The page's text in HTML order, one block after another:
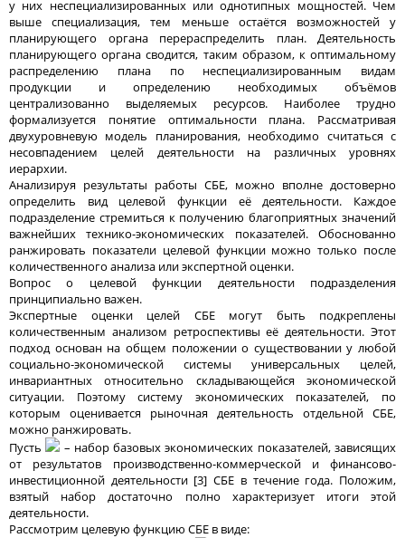
у них неспециализированных или однотипных мощностей. Чем
выше специализация, тем меньше остаётся возможностей у
планирующего органа перераспределить план. Деятельность
планирующего органа сводится, таким образом, к оптимальному
распределению плана по неспециализированным видам
продукции и определению необходимых объёмов
централизованно выделяемых ресурсов. Наиболее трудно
формализуется понятие оптимальности плана. Рассматривая
двухуровневую модель планирования, необходимо считаться с
несовпадением целей деятельности на различных уровнях
иерархии.
Анализируя результаты работы СБЕ, можно вполне достоверно
определить вид целевой функции её деятельности. Каждое
подразделение стремиться к получению благоприятных значений
важнейших технико-экономических показателей. Обоснованно
ранжировать показатели целевой функции можно только после
количественного анализа или экспертной оценки.
Вопрос о целевой функции деятельности подразделения
принципиально важен.
Экспертные оценки целей СБЕ могут быть подкреплены
количественным анализом ретроспективы её деятельности. Этот
подход основан на общем положении о существовании у любой
социально-экономической системы универсальных целей,
инвариантных относительно складывающейся экономической
ситуации. Поэтому систему экономических показателей, по
которым оценивается рыночная деятельность отдельной СБЕ,
можно ранжировать.
Пусть
– набор базовых экономических показателей, зависящих
от результатов производственно-коммерческой и финансово-
инвестиционной деятельности [3] СБЕ в течение года. Положим,
взятый набор достаточно полно характеризует итоги этой
деятельности.
Рассмотрим целевую функцию СБЕ в виде: